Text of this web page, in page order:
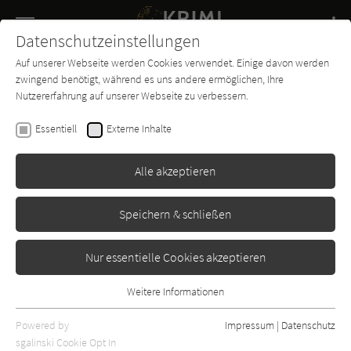
SUCHE
Buch-
Entdecker
Forum Charts
Dorothy L. Sayers
Die Katze im Sack / Der Mann
mit den Kupferfingern
Scherz
Datenschutzeinstellungen
Auf unserer Webseite werden Cookies verwendet. Einige davon werden
zwingend benötigt, während es uns andere ermöglichen, Ihre
Nutzererfahrung auf unserer Webseite zu verbessern.
Essentiell Externe Inhalte
Alle akzeptieren
Speichern & schließen
Nur essentielle Cookies akzeptieren
Essentielle Cookies werden für grundlegende Funktionen der
Webseite benötigt. Dadurch ist gewährleistet, dass die Webseite
Weitere Informationen
Powered by
sgalinski Cookie Opt In
Impressum | Datenschutz